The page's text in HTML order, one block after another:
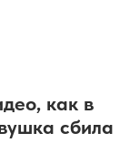
как в
сбила